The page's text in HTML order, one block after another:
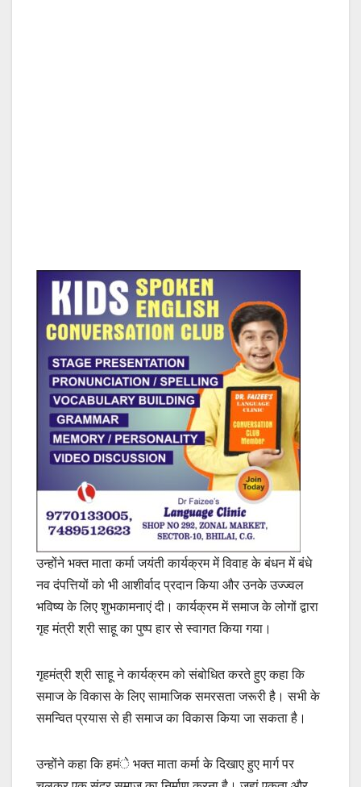
उन्होंने भक्त माता कर्मा जयंती कार्यक्रम में विवाह के बंधन में बंधे
नव दंपत्तियों को भी आशीर्वाद प्रदान किया और उनके उज्ज्वल
भविष्य के लिए शुभकामनाएं दी। कार्यक्रम में समाज के लोगों द्वारा
गृह मंत्री श्री साहू का पुष्प हार से स्वागत किया गया।
गृहमंत्री श्री साहू ने कार्यक्रम को संबोधित करते हुए कहा कि
समाज के विकास के लिए सामाजिक समरसता जरूरी है। सभी के
समन्वित प्रयास से ही समाज का विकास किया जा सकता है।
उन्होंने कहा कि हमंे भक्त माता कर्मा के दिखाए हुए मार्ग पर